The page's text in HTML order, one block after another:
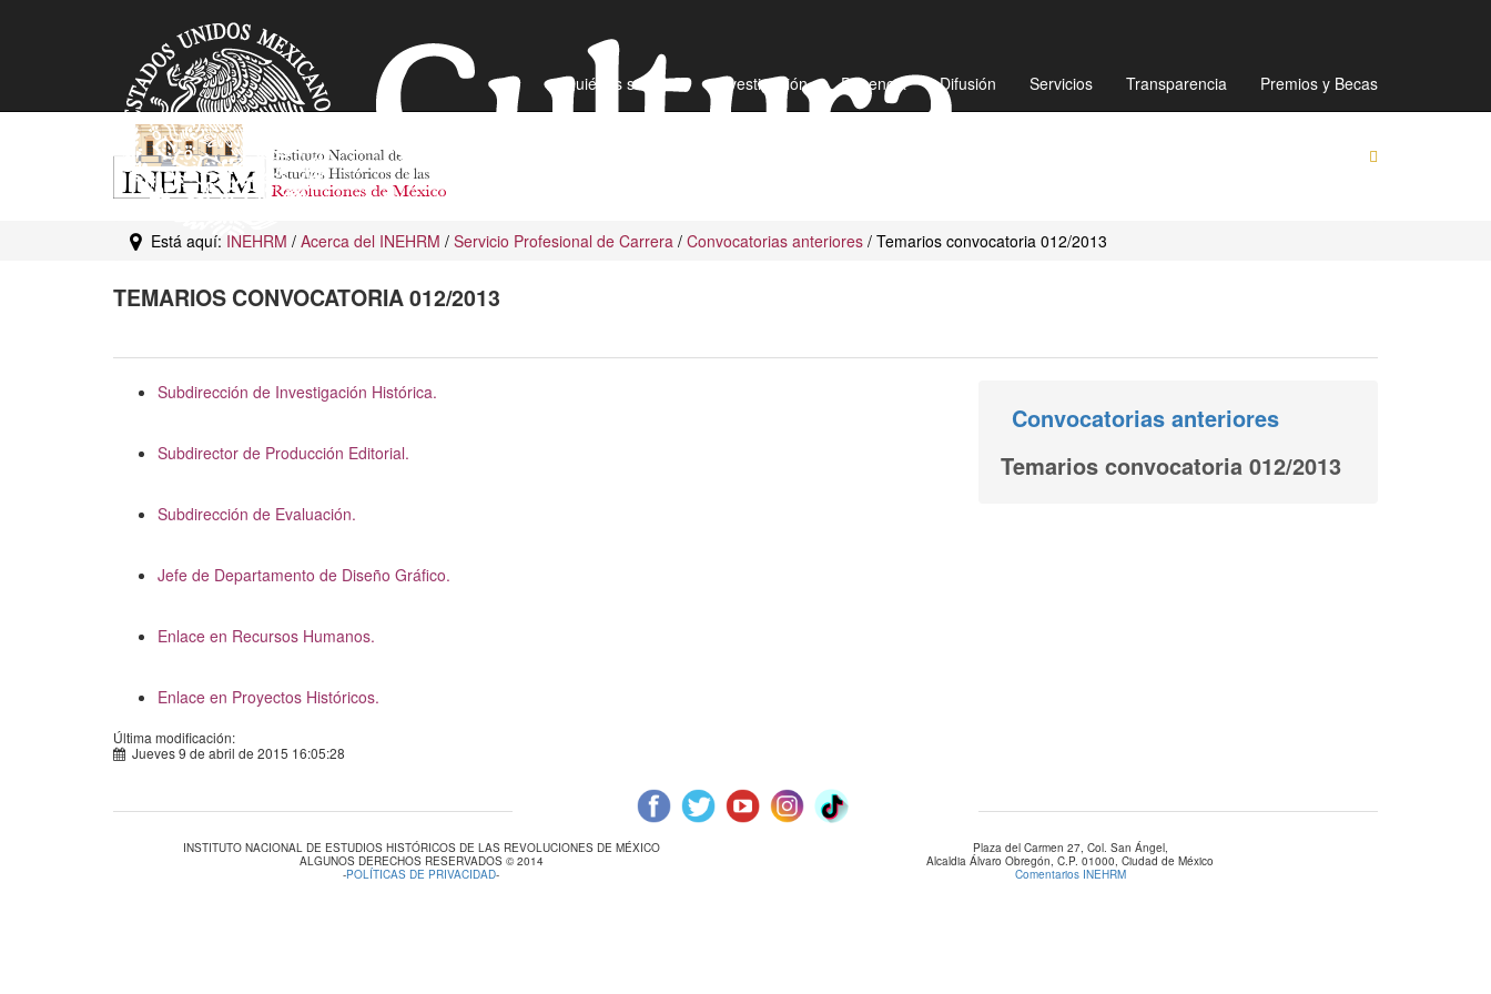
¿Quiénes somos? Investigación Docencia Difusión Servicios Transparencia Premios y Becas
Mapa de sitio Directorio Preguntas Frecuentes
Está aquí: INEHRM / Acerca del INEHRM / Servicio Profesional de Carrera / Convocatorias anteriores / Temarios convocatoria 012/2013
TEMARIOS CONVOCATORIA 012/2013
Subdirección de Investigación Histórica.
Subdirector de Producción Editorial.
Subdirección de Evaluación.
Jefe de Departamento de Diseño Gráfico.
Enlace en Recursos Humanos.
Enlace en Proyectos Históricos.
Convocatorias anteriores
Temarios convocatoria 012/2013
Última modificación:
Jueves 9 de abril de 2015 16:05:28
INSTITUTO NACIONAL DE ESTUDIOS HISTÓRICOS DE LAS REVOLUCIONES DE MÉXICO
ALGUNOS DERECHOS RESERVADOS © 2014
-POLÍTICAS DE PRIVACIDAD-
Plaza del Carmen 27, Col. San Ángel,
Alcaldia Álvaro Obregón, C.P. 01000, Ciudad de México
Comentarios INEHRM